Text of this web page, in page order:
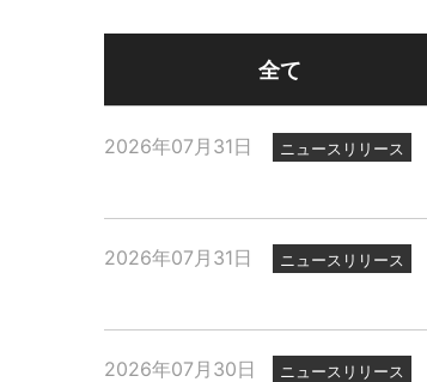
全て
2026年07月31日 ニュースリリース
2026年07月31日 ニュースリリース
2026年07月30日 ニュースリリース